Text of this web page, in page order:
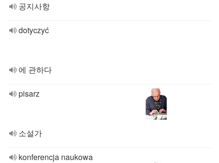
공지사항
dotyczyć
에 관하다
pisarz
소설가
konferencja naukowa